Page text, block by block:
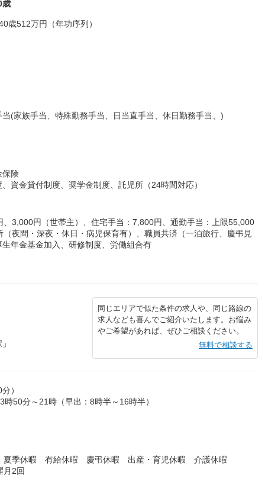
歳
歳512万円（年功序列）
族手当、特殊勤務手当、日当直手当、休日勤務手当、)
保険
資金貸付制度、奨学金制度、託児所（24時間対応）
3,000円（世帯主）、住宅手当：7,800円、通勤手当：上限55,000
夜間・深夜・休日・病児保育有）、職員共済（一泊旅行、慶弔見
年金基金加入、研修制度、労働組合有
同じエリアで似た条件の求人や、同じ路線の
求人なども喜んでご紹介いたします。お悩み
やご希望があれば、ぜひご相談ください。
無料で相談する
）
50分～21時（早出：8時半～16時半）
季休暇 有給休暇 慶弔休暇 出産・育児休暇 介護休暇
月2回